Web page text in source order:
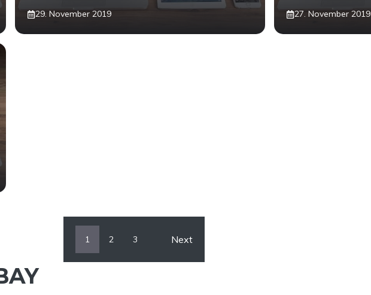
29. November 2019 27. November 2019
1 2 3 Next